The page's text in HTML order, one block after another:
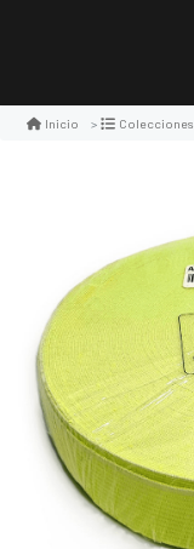
Inicio Colecciones